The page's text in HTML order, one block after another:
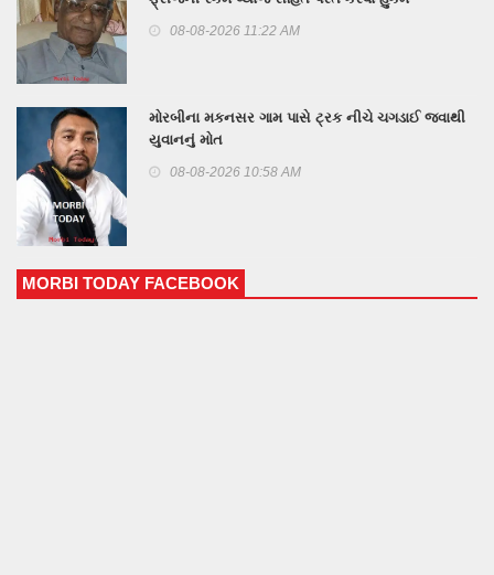
08-08-2026 11:22 AM
મોરબીના મકનસર ગામ પાસે ટ્રક નીચે ચગડાઈ જવાથી
યુવાનનું મોત
08-08-2026 10:58 AM
MORBI TODAY FACEBOOK